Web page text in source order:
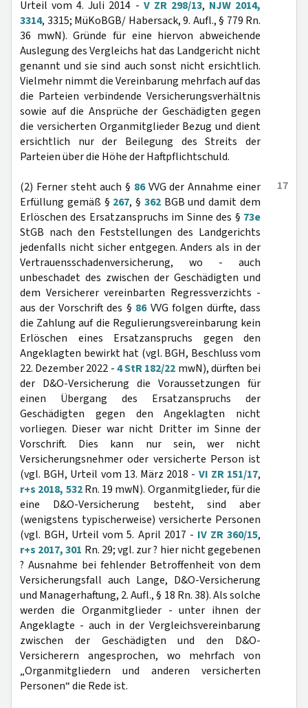
Urteil vom 4. Juli 2014 - V ZR 298/13, NJW 2014,
3314, 3315; MüKoBGB/ Habersack, 9. Aufl., § 779 Rn.
36 mwN). Gründe für eine hiervon abweichende
Auslegung des Vergleichs hat das Landgericht nicht
genannt und sie sind auch sonst nicht ersichtlich.
Vielmehr nimmt die Vereinbarung mehrfach auf das
die Parteien verbindende Versicherungsverhältnis
sowie auf die Ansprüche der Geschädigten gegen
die versicherten Organmitglieder Bezug und dient
ersichtlich nur der Beilegung des Streits der
Parteien über die Höhe der Haftpflichtschuld.
17
(2) Ferner steht auch § 86VVG der Annahme einer
Erfüllung gemäß § 267, § 362BGB und damit dem
Erlöschen des Ersatzanspruchs im Sinne des § 73e
StGB nach den Feststellungen des Landgerichts
jedenfalls nicht sicher entgegen. Anders als in der
Vertrauensschadenversicherung, wo - auch
unbeschadet des zwischen der Geschädigten und
dem Versicherer vereinbarten Regressverzichts -
aus der Vorschrift des § 86VVG folgen dürfte, dass
die Zahlung auf die Regulierungsvereinbarung kein
Erlöschen eines Ersatzanspruchs gegen den
Angeklagten bewirkt hat (vgl. BGH, Beschluss vom
22. Dezember 2022 -4 StR 182/22 mwN), dürften bei
der D&O-Versicherung die Voraussetzungen für
einen Übergang des Ersatzanspruchs der
Geschädigten gegen den Angeklagten nicht
vorliegen. Dieser war nicht Dritter im Sinne der
Vorschrift. Dies kann nur sein, wer nicht
Versicherungsnehmer oder versicherte Person ist
(vgl. BGH, Urteil vom 13. März 2018 - VI ZR 151/17,
r+s 2018, 532Rn. 19 mwN). Organmitglieder, für die
eine D&O-Versicherung besteht, sind aber
(wenigstens typischerweise) versicherte Personen
(vgl. BGH, Urteil vom 5. April 2017 - IV ZR 360/15,
r+s 2017, 301 Rn. 29; vgl. zur ? hier nicht gegebenen
? Ausnahme bei fehlender Betroffenheit von dem
Versicherungsfall auch Lange, D&O-Versicherung
und Managerhaftung, 2. Aufl., § 18 Rn. 38). Als solche
werden die Organmitglieder - unter ihnen der
Angeklagte - auch in der Vergleichsvereinbarung
zwischen der Geschädigten und den D&O-
Versicherern angesprochen, wo mehrfach von
„Organmitgliedern und anderen versicherten
Personen“ die Rede ist.